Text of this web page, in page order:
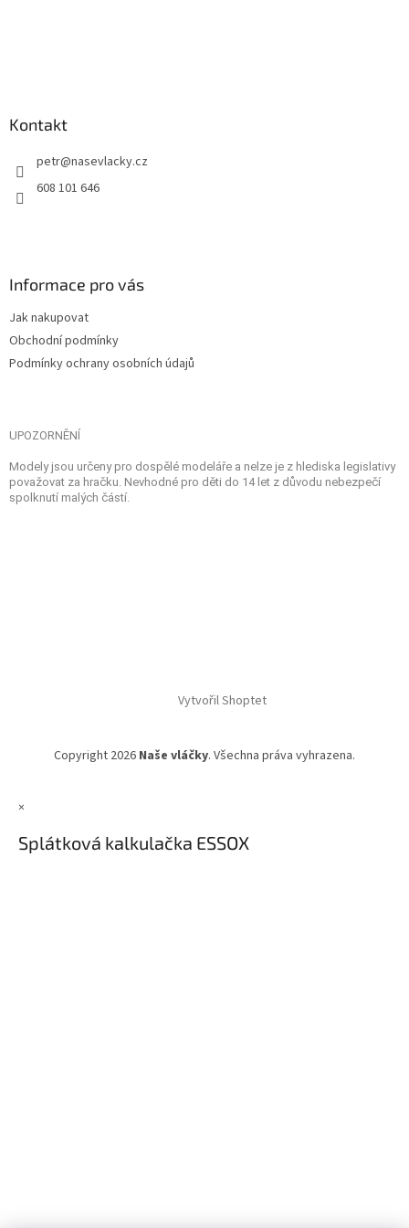
Kontakt
petr@nasevlacky.cz
608 101 646
Informace pro vás
Jak nakupovat
Obchodní podmínky
Podmínky ochrany osobních údajů
UPOZORNĚNÍ
Modely jsou určeny pro dospělé modeláře a nelze je z hlediska legislativy
považovat za hračku. Nevhodné pro děti do 14 let z důvodu nebezpečí
spolknutí malých částí.
Vytvořil Shoptet
Copyright 2026 Naše vláčky. Všechna práva vyhrazena.
×
Splátková kalkulačka ESSOX